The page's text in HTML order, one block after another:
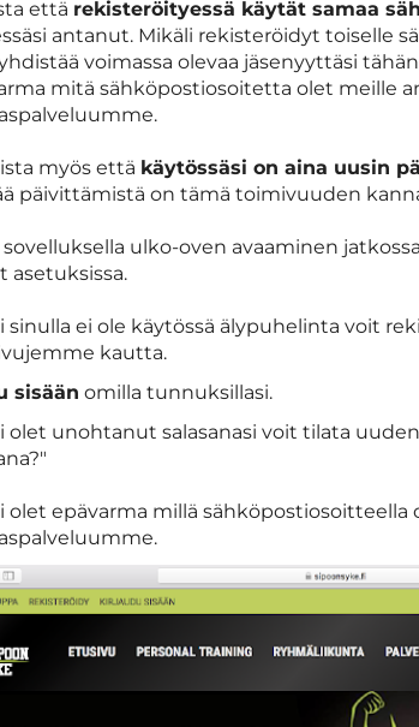
että rekisteröityessä käytät samaa
antanut. Mikäli rekisteröidyt toiselle
voimassa olevaa jäsenyyttäsi
mitä sähköpostiosoitetta olet meille
myös että käytössäsi on aina uusin
päivittämistä on tämä toimivuuden
ulko-oven avaaminen
asetuksissa.
sinulla ei ole käytössä älypuhelinta voit
kautta.
sisään omilla tunnuksillasi.
olet unohtanut salasanasi voit tilata
olet epävarma millä